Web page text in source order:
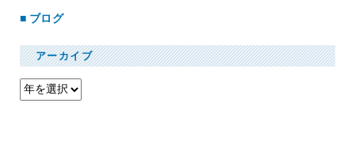
ブログ
アーカイブ